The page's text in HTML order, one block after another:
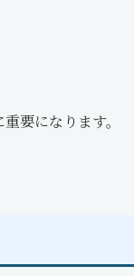
要になります。